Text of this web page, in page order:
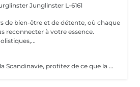
Junglinster L-6161
de bien-être et de détente, où chaque
reconnecter à votre essence.
Evadez-vous au cur de la Scandinavie, profitez de ce que la nature a, à vous offrir Une parenthèse végétale très inspirante pour déconnecter et se reconnecter Véritable moment de relaxation complète. Sauna infrarouge, Massage shiatsu, bol d'air jacquier, douche. Onction du huiles précieuses, hammam crânien et facial, bains rythmés avec méditation guidée, exercices de sophrologie, shampooing, pose de masque et massage crânien, rituel de la cascade, rinçage à l'infusion de plantes et pulvérisation d'hydrolats qui clôturent le soin. Ne comprend pas le séchage des cheveux.